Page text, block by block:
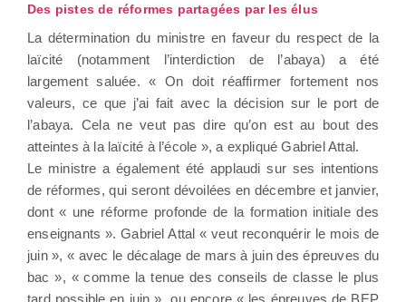
Des pistes de réformes partagées par les élus
La détermination du ministre en faveur du respect de la
laïcité (notamment l’interdiction de l’abaya) a été
largement saluée. « On doit réaffirmer fortement nos
valeurs, ce que j’ai fait avec la décision sur le port de
l’abaya. Cela ne veut pas dire qu’on est au bout des
atteintes à la laïcité à l’école », a expliqué Gabriel Attal.
Le ministre a également été applaudi sur ses intentions
de réformes, qui seront dévoilées en décembre et janvier,
dont « une réforme profonde de la formation initiale des
enseignants ». Gabriel Attal « veut reconquérir le mois de
juin », « avec le décalage de mars à juin des épreuves du
bac », « comme la tenue des conseils de classe le plus
tard possible en juin » ou encore « les épreuves de BEP